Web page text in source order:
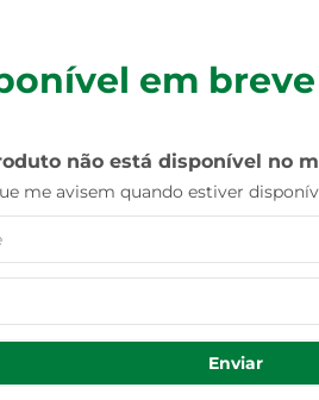
em breve
não está disponível no
me avisem quando estiver
Enviar